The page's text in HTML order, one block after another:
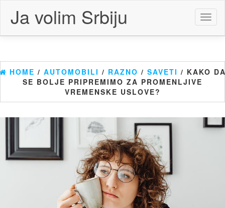
content
Ja volim Srbiju
HOME / AUTOMOBILI / RAZNO / SAVETI / KAKO
SE BOLJE PRIPREMIMO ZA PROMENLJIVE
VREMENSKE USLOVE?